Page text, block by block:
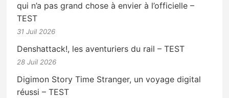
qui n’a pas grand chose à envier à l’officielle –
TEST
31 Juil 2026
Denshattack!, les aventuriers du rail – TEST
28 Juil 2026
Digimon Story Time Stranger, un voyage digital
réussi – TEST